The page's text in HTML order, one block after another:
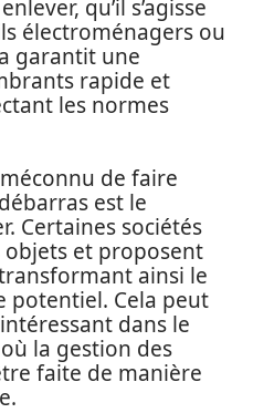
qu’il s’agisse
électroménagers ou
garantit une
rapide et
les normes
de faire
est le
Certaines sociétés
et proposent
ainsi le
potentiel. Cela peut
dans le
la gestion des
faite de manière